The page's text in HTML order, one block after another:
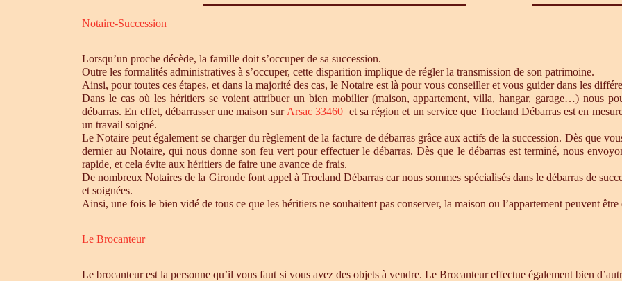
Notaire-Succession
Lorsqu’un proche décède, la famille doit s’occuper de sa succession.
Outre les formalités administratives à s’occuper, cette disparition implique de régler la transmission de son patrimoine.
Ainsi, pour toutes ces étapes, et dans la majorité des cas, le Notaire est là pour vous conseiller et vous guider dans les
Dans le cas où les héritiers se voient attribuer un bien mobilier (maison, appartement, villa, hangar, garage…) nous
débarras. En effet, débarrasser une maison sur Arsac 33460 et sa région et un service que Trocland Débarras est en
un travail soigné.
Le Notaire peut également se charger du règlement de la facture de débarras grâce aux actifs de la succession. Dès que
dernier au Notaire, qui nous donne son feu vert pour effectuer le débarras. Dès que le débarras est terminé, nous
rapide, et cela évite aux héritiers de faire une avance de frais.
De nombreux Notaires de la Gironde font appel à Trocland Débarras car nous sommes spécialisés dans le débarras de
et soignées.
Ainsi, une fois le bien vidé de tous ce que les héritiers ne souhaitent pas conserver, la maison ou l’appartement peuvent
Le Brocanteur
Le brocanteur est la personne qu’il vous faut si vous avez des objets à vendre. Le Brocanteur effectue également bien